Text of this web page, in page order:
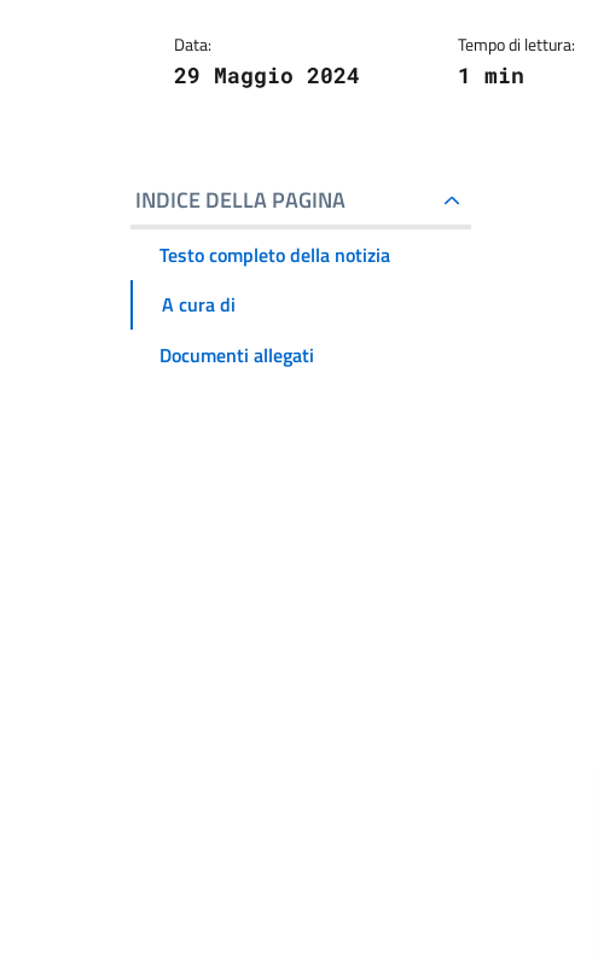
Data:
29 Maggio 2024
Tempo di lettura:
1 min
INDICE DELLA PAGINA
Testo completo della notizia
A cura di
Documenti allegati